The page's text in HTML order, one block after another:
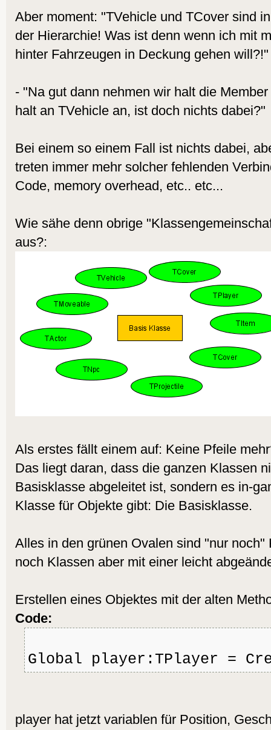
Aber moment: "TVehicle und TCover sind
der Hierarchie! Was ist denn wenn ich mit
hinter Fahrzeugen in Deckung gehen will?!"
- "Na gut dann nehmen wir halt die
halt an TVehicle an, ist doch nichts dabei?"
Bei einem so einem Fall ist nichts dabei,
treten immer mehr solcher fehlenden
Code, memory overhead, etc.. etc...
Wie sähe denn obrige
aus?:
Als erstes fällt einem auf: Keine Pfeile
Das liegt daran, dass die ganzen Klassen
Basisklasse abgeleitet ist, sondern es in-
Klasse für Objekte gibt: Die Basisklasse.
Alles in den grünen Ovalen sind "nur
noch Klassen aber mit einer leicht
Erstellen eines Objektes mit der alten
Code:
Global player:TPlayer =
player hat jetzt variablen für Position,